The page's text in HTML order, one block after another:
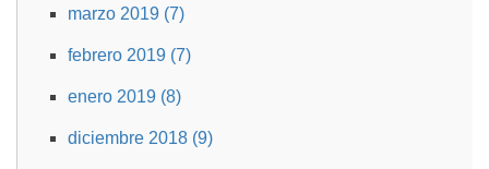
marzo 2019 (7)
febrero 2019 (7)
enero 2019 (8)
diciembre 2018 (9)